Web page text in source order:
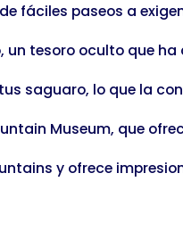
fáciles paseos a
un tesoro oculto que
saguaro, lo que la
Museum, que
y ofrece